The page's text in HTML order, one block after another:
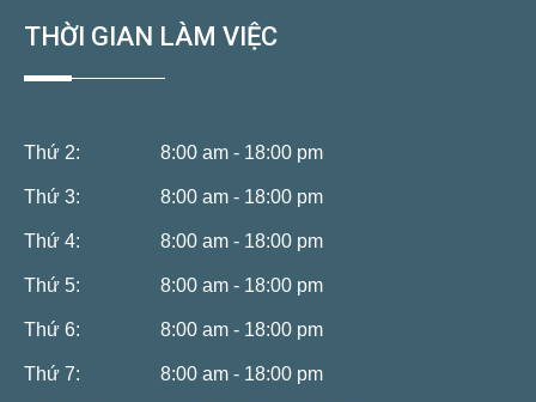
THỜI GIAN LÀM VIỆC
Thứ 2: 8:00 am - 18:00 pm
Thứ 3: 8:00 am - 18:00 pm
Thứ 4: 8:00 am - 18:00 pm
Thứ 5: 8:00 am - 18:00 pm
Thứ 6: 8:00 am - 18:00 pm
Thứ 7: 8:00 am - 18:00 pm